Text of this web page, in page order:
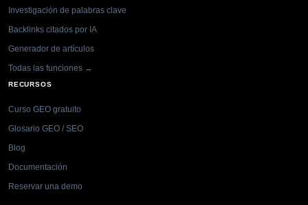
Investigación de palabras clave
Backlinks citados por IA
Generador de artículos
Todas las funciones →
RECURSOS
Curso GEO gratuito
Glosario GEO / SEO
Blog
Documentación
Reservar una demo